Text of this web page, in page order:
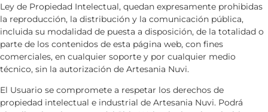
Ley de Propiedad Intelectual, quedan expresamente prohibidas
la reproducción, la distribución y la comunicación pública,
incluida su modalidad de puesta a disposición, de la totalidad o
parte de los contenidos de esta página web, con fines
comerciales, en cualquier soporte y por cualquier medio
técnico, sin la autorización de Artesania Nuvi.
El Usuario se compromete a respetar los derechos de
propiedad intelectual e industrial de Artesania Nuvi. Podrá